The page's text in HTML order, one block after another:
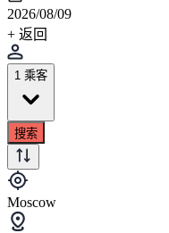
2026/08/09
+ 返回
1 乘客
搜索
Moscow